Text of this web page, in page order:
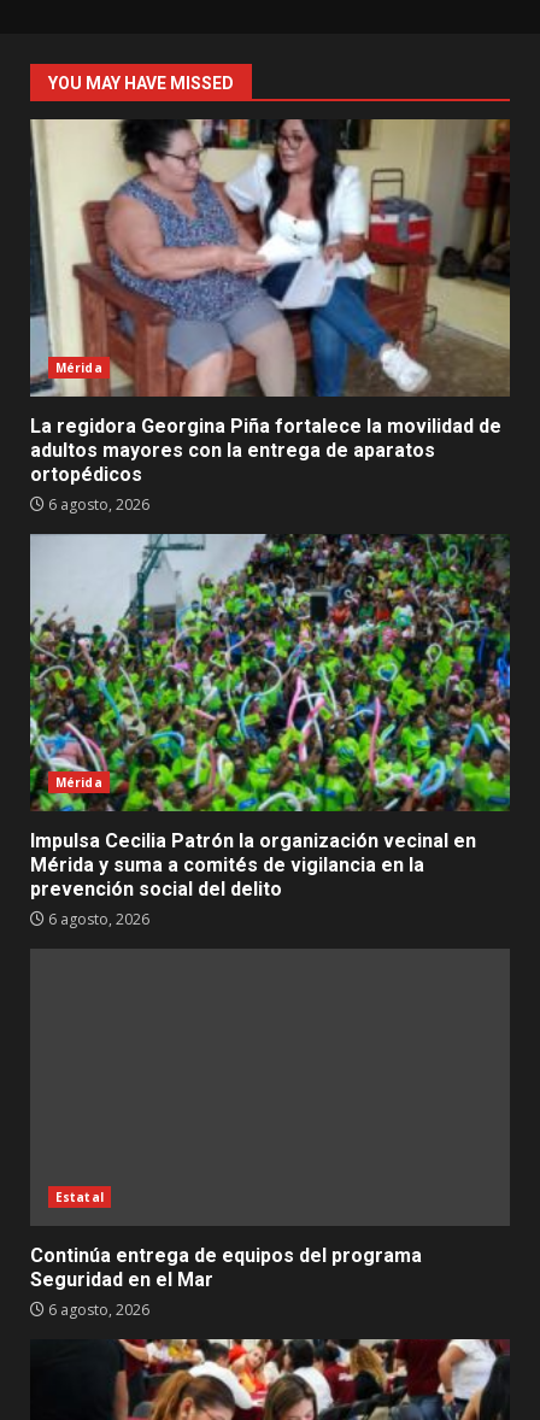
YOU MAY HAVE MISSED
Mérida
La regidora Georgina Piña fortalece la movilidad de
adultos mayores con la entrega de aparatos
ortopédicos
6 agosto, 2026
Mérida
Impulsa Cecilia Patrón la organización vecinal en
Mérida y suma a comités de vigilancia en la
prevención social del delito
6 agosto, 2026
Estatal
Continúa entrega de equipos del programa
Seguridad en el Mar
6 agosto, 2026